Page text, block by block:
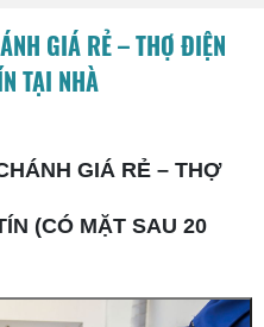
GIÁ RẺ – THỢ ĐIỆN
TẠI NHÀ
GIÁ RẺ – THỢ
(CÓ MẶT SAU 20